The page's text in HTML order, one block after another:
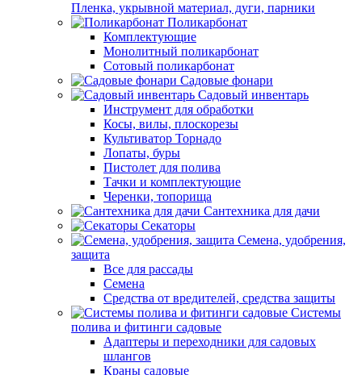
Пленка, укрывной материал, дуги, парники
Поликарбонат
Комплектующие
Монолитный поликарбонат
Сотовый поликарбонат
Садовые фонари
Садовый инвентарь
Инструмент для обработки
Косы, вилы, плоскорезы
Культиватор Торнадо
Лопаты, буры
Пистолет для полива
Тачки и комплектующие
Черенки, топорища
Сантехника для дачи
Секаторы
Семена, удобрения,
защита
Все для рассады
Семена
Средства от вредителей, средства защиты
Системы
полива и фитинги садовые
Адаптеры и переходники для садовых
шлангов
Краны садовые